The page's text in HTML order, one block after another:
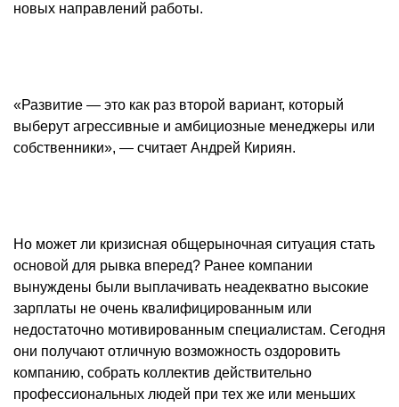
новых направлений работы.
«Развитие — это как раз второй вариант, который
выберут агрессивные и амбициозные менеджеры или
собственники», — считает Андрей Кириян.
Но может ли кризисная общерыночная ситуация стать
основой для рывка вперед? Ранее компании
вынуждены были выплачивать неадекватно высокие
зарплаты не очень квалифицированным или
недостаточно мотивированным специалистам. Сегодня
они получают отличную возможность оздоровить
компанию, собрать коллектив действительно
профессиональных людей при тех же или меньших